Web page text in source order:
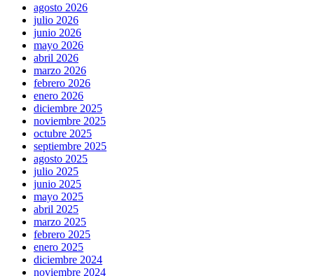
agosto 2026
julio 2026
junio 2026
mayo 2026
abril 2026
marzo 2026
febrero 2026
enero 2026
diciembre 2025
noviembre 2025
octubre 2025
septiembre 2025
agosto 2025
julio 2025
junio 2025
mayo 2025
abril 2025
marzo 2025
febrero 2025
enero 2025
diciembre 2024
noviembre 2024